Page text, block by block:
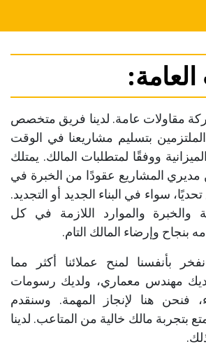
مقاولات عامة. لدينا فريق متخصص
بتسليم مشاريعنا في الوقت
ووفقًا لمتطلبات المالك. يمتلك
مديري المشاريع عقودًا من الخبرة في
سواء في البناء الجديد أو التجديد.
والخبرة والموارد اللازمة في كل
بنجاح وإرضاء المالك التام.
بأنفسنا لمنح عملائنا أكثر مما
مهندس معماري، ولديك رسومات
فنحن هنا لإنجاز المهمة. وسنقدم
بتجربة مالك خالية من المتاعب. لدينا